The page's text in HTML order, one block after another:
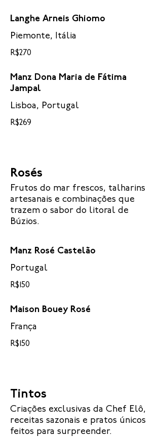
Langhe Arneis Ghiomo
Piemonte, Itália
R$270
Manz Dona Maria de Fátima
Jampal
Lisboa, Portugal
R$269
Rosés
Frutos do mar frescos, talharins
artesanais e combinações que
trazem o sabor do litoral de
Búzios.
Manz Rosé Castelão
Portugal
R$150
Maison Bouey Rosé
França
R$150
Tintos
Criações exclusivas da Chef Elô,
receitas sazonais e pratos únicos
feitos para surpreender.